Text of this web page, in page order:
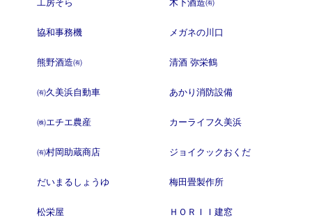
工房そら 木下酒造㈲
協和事務機 メガネの川口
熊野酒造㈲ 清酒 弥栄鶴
㈲久美浜自動車 あかり消防設備
㈱エチエ農産 カーライフ久美浜
㈲村岡助蔵商店 ジョイクックおくだ
だいまるしょうゆ 梅田畳製作所
松栄屋 ＨＯＲＩＩ建窓